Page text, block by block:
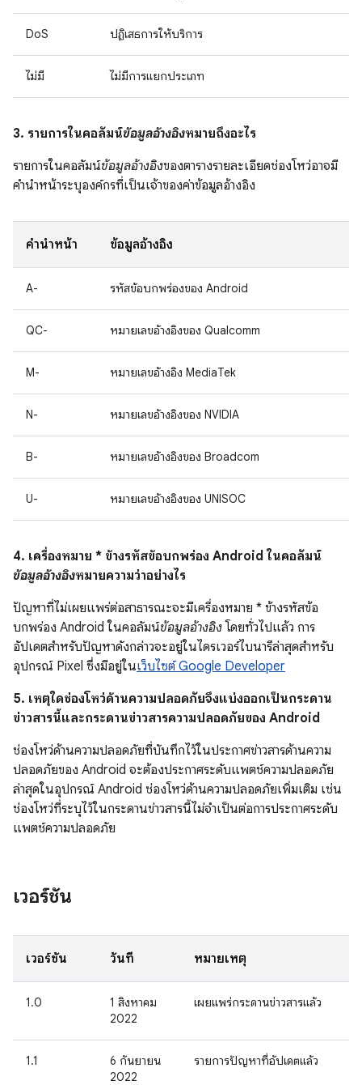
DoS ปฏิเสธการให้บริการ
ไม่มี ไม่มีการแยกประเภท
3. รายการในคอลัมน์ข้อมูลอ้างอิงหมายถึงอะไร
รายการในคอลัมน์ข้อมูลอ้างอิงของตารางรายละเอียดช่องโหว่อาจมี
คำนำหน้าระบุองค์กรที่เป็นเจ้าของค่าข้อมูลอ้างอิง
คำนำหน้า ข้อมูลอ้างอิง
A- รหัสข้อบกพร่องของ Android
QC- หมายเลขอ้างอิงของ Qualcomm
M- หมายเลขอ้างอิง MediaTek
N- หมายเลขอ้างอิงของ NVIDIA
B- หมายเลขอ้างอิงของ Broadcom
U- หมายเลขอ้างอิงของ UNISOC
4. เครื่องหมาย * ข้างรหัสข้อบกพร่อง Android ในคอลัมน์
ข้อมูลอ้างอิงหมายความว่าอย่างไร
ปัญหาที่ไม่เผยแพร่ต่อสาธารณะจะมีเครื่องหมาย * ข้างรหัสข้อ
บกพร่อง Android ในคอลัมน์ข้อมูลอ้างอิง โดยทั่วไปแล้ว การ
อัปเดตสำหรับปัญหาดังกล่าวจะอยู่ในไดรเวอร์ไบนารีล่าสุดสำหรับ
อุปกรณ์ Pixel ซึ่งมีอยู่ในเว็บไซต์ Google Developer
5. เหตุใดช่องโหว่ด้านความปลอดภัยจึงแบ่งออกเป็นกระดาน
ข่าวสารนี้และกระดานข่าวสารความปลอดภัยของ Android
ช่องโหว่ด้านความปลอดภัยที่บันทึกไว้ในประกาศข่าวสารด้านความ
ปลอดภัยของ Android จะต้องประกาศระดับแพตช์ความปลอดภัย
ล่าสุดในอุปกรณ์ Android ช่องโหว่ด้านความปลอดภัยเพิ่มเติม เช่น
ช่องโหว่ที่ระบุไว้ในกระดานข่าวสารนี้ไม่จําเป็นต่อการประกาศระดับ
แพตช์ความปลอดภัย
เวอร์ชัน
เวอร์ชัน วันที่ หมายเหตุ
1.0
1 สิงหาคม
2022
เผยแพร่กระดานข่าวสารแล้ว
1.1
6 กันยายน
2022
รายการปัญหาที่อัปเดตแล้ว